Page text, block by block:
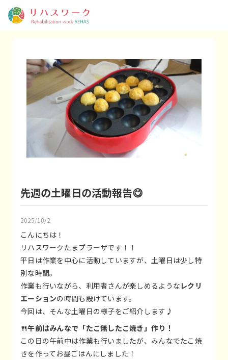
先週の土曜日の活動報告😋
2025/10/2
こんにちは！
リハスワークたまプラーザです！！
平日は作業を中心に活動していますが、土曜日は少し特
別な時間。
作業も行いながら、利用者さんが楽しめるような レクリ
エーションの時間も設けています。
今回は、そんな土曜日の様子をご紹介します♪
🍴午前はみんなで「たこ無したこ焼き」作り！
この日の午前中は作業も行いましたが、みんなでたこ焼
きを作ってお昼ごはんにしました！